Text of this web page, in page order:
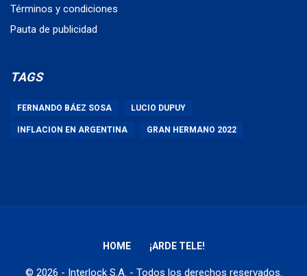
Términos y condiciones
Pauta de publicidad
TAGS
FERNANDO BÁEZ SOSA LUCIO DUPUY
INFLACION EN ARGENTINA GRAN HERMANO 2022
HOME ¡ARDE TELE!
© 2026 - Interlock S.A. - Todos los derechos reservados.